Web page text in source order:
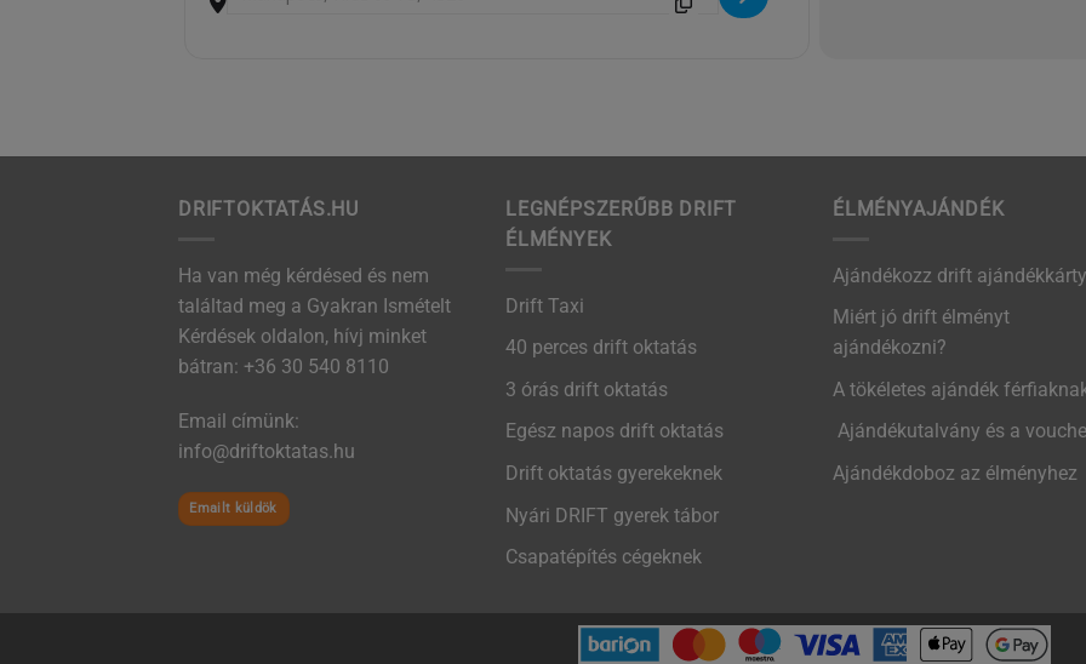
DRIFTOKTATÁS.HU
Ha van még kérdésed és nem
találtad meg a Gyakran Ismételt
Kérdések oldalon, hívj minket
bátran: +36 30 540 8110
Email címünk:
uh.satatkotfird@ofni
Emailt küldök
LEGNÉPSZERŰBB DRIFT
ÉLMÉNYEK
Drift Taxi
40 perces drift oktatás
3 órás drift oktatás
Egész napos drift oktatás
Drift oktatás gyerekeknek
Nyári DRIFT gyerek tábor
Csapatépítés cégeknek
ÉLMÉNYAJÁNDÉK
Ajándékozz drift
Miért jó drift élményt
ajándékozni?
A tökéletes ajándék
Ajándékutalvány és a
Ajándékdoboz az élményhez